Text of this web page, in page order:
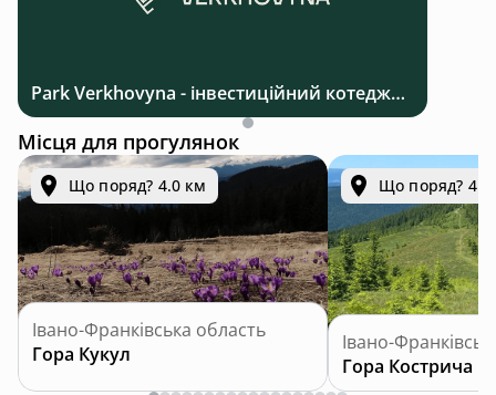
Park Verkhovyna - інвестиційний котеджний комплекс біля Верховини в Карпатах
Місця для прогулянок
Що поряд? 4.0 км
Івано-Франківська область
Гора Кукул
Що поряд? 4.3
Івано-
Гора Кострича